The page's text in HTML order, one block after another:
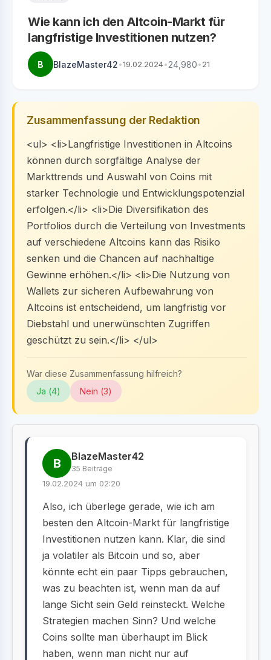
Wie kann ich den Altcoin-Markt für
langfristige Investitionen nutzen?
B BlazeMaster42•19.02.2024•24,980•21
Zusammenfassung der Redaktion
<ul> <li>Langfristige Investitionen in Altcoins
können durch sorgfältige Analyse der
Markttrends und Auswahl von Coins mit
starker Technologie und Entwicklungspotenzial
erfolgen.</li> <li>Die Diversifikation des
Portfolios durch die Verteilung von Investments
auf verschiedene Altcoins kann das Risiko
senken und die Chancen auf nachhaltige
Gewinne erhöhen.</li> <li>Die Nutzung von
Wallets zur sicheren Aufbewahrung von
Altcoins ist entscheidend, um langfristig vor
Diebstahl und unerwünschten Zugriffen
geschützt zu sein.</li> </ul>
War diese Zusammenfassung hilfreich?
Ja (4) Nein (3)
B BlazeMaster42
35 Beiträge
19.02.2024 um 02:20
Also, ich überlege gerade, wie ich am
besten den Altcoin-Markt für langfristige
Investitionen nutzen kann. Klar, die sind
ja volatiler als Bitcoin und so, aber
könnte echt ein paar Tipps gebrauchen,
was zu beachten ist, wenn man da auf
lange Sicht sein Geld reinsteckt. Welche
Strategien machen Sinn? Und welche
Coins sollte man überhaupt im Blick
haben, wenn man nicht nur auf